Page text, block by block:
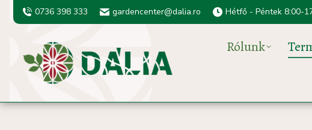
0736 398 333 gardencenter@dalia.ro Hétfő - Péntek 8:00-
Rólunk